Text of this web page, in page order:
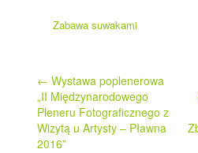
Zabawa suwakami
Post
navigation
← Wystawa poplenerowa
„II Międzynarodowego
Pleneru Fotograficznego z
Wizytą u Artysty – Pławna
2016”